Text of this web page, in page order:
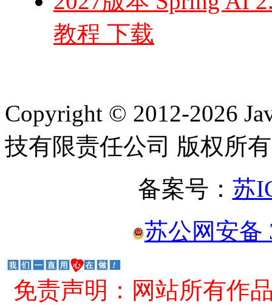
教程 下载
Copyright © 2012-2026
技有限责任公司 版权所有
备案号： 苏
苏公网安备
免责声明：网站所有作